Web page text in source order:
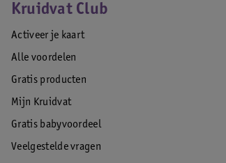
EAN code:8719425383583
Kruidvat Club
Activeer je kaart
Alle voordelen
Gratis producten
Mijn Kruidvat
Gratis babyvoordeel
Veelgestelde vragen